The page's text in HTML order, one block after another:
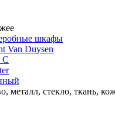
шкафы
Van Duysen
C
металл, стекло, ткань,